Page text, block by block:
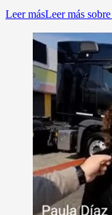
Leer másLeer más